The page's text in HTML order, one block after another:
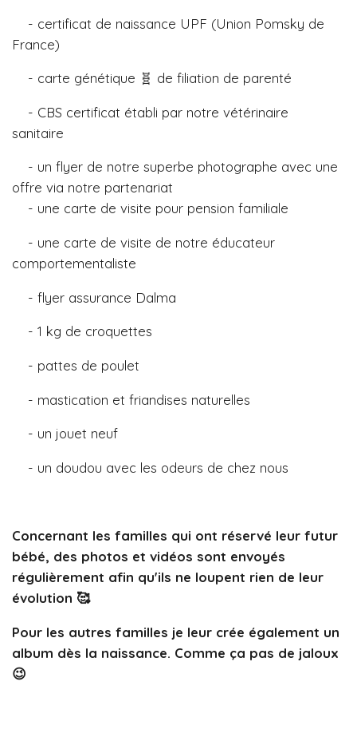
- certificat de naissance UPF (Union Pomsky de
France)
- carte génétique 🧬 de filiation de parenté
- CBS certificat établi par notre vétérinaire
sanitaire
- un flyer de notre superbe photographe avec une
offre via notre partenariat
- une carte de visite pour pension familiale
- une carte de visite de notre éducateur
comportementaliste
- flyer assurance Dalma
- 1 kg de croquettes
- pattes de poulet
- mastication et friandises naturelles
- un jouet neuf
- un doudou avec les odeurs de chez nous
Concernant les familles qui ont réservé leur futur
bébé, des photos et vidéos sont envoyés
régulièrement afin qu'ils ne loupent rien de leur
évolution 🥰
Pour les autres familles je leur crée également un
album dès la naissance. Comme ça pas de jaloux
😉